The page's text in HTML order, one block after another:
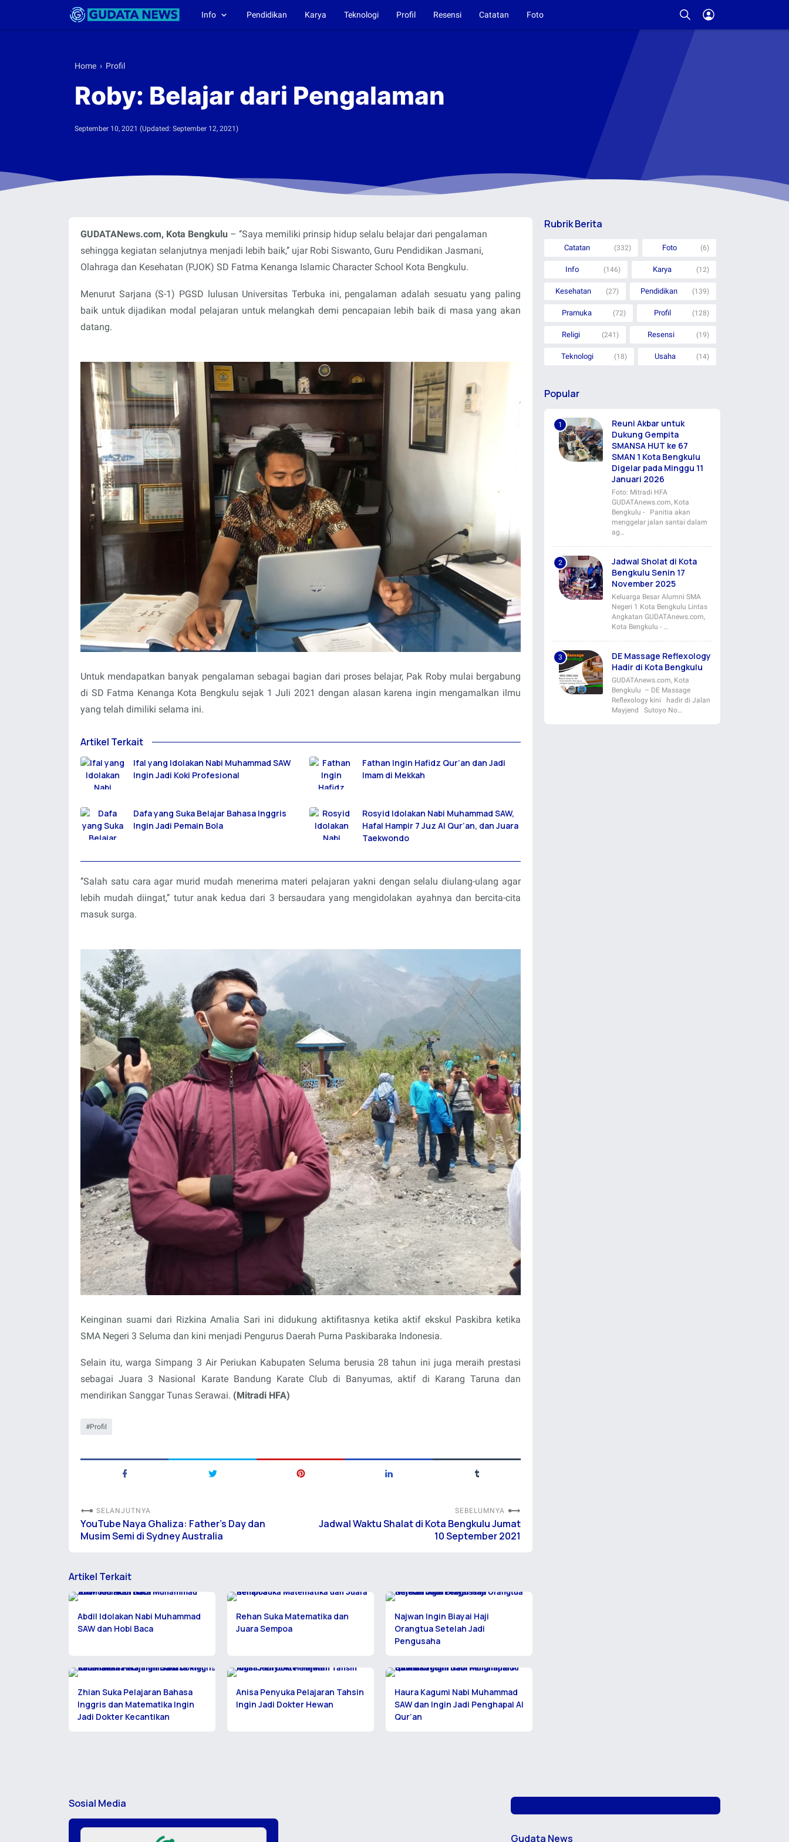
Info Pendidikan Karya Teknologi Profil Resensi Catatan Foto
Home › Profil
Roby: Belajar dari Pengalaman
September 10, 2021 (Updated: September 12, 2021)
GUDATANews.com, Kota Bengkulu – ‘’Saya memiliki prinsip hidup selalu belajar dari pengalaman
sehingga kegiatan selanjutnya menjadi lebih baik,’’ ujar Robi Siswanto, Guru Pendidikan Jasmani,
Olahraga dan Kesehatan (PJOK) SD Fatma Kenanga Islamic Character School Kota Bengkulu.
Menurut Sarjana (S-1) PGSD lulusan Universitas Terbuka ini, pengalaman adalah sesuatu yang paling
baik untuk dijadikan modal pelajaran untuk melangkah demi pencapaian lebih baik di masa yang akan
datang.
Untuk mendapatkan banyak pengalaman sebagai bagian dari proses belajar, Pak Roby mulai bergabung
di SD Fatma Kenanga Kota Bengkulu sejak 1 Juli 2021 dengan alasan karena ingin mengamalkan ilmu
yang telah dimiliki selama ini.
Artikel Terkait
Ifal yang Idolakan Nabi Muhammad SAW
Ingin Jadi Koki Profesional
Fathan Ingin Hafidz Qur’an dan Jadi
Imam di Mekkah
Dafa yang Suka Belajar Bahasa Inggris
Ingin Jadi Pemain Bola
Rosyid Idolakan Nabi Muhammad SAW,
Hafal Hampir 7 Juz Al Qur’an, dan Juara
Taekwondo
‘’Salah satu cara agar murid mudah menerima materi pelajaran yakni dengan selalu diulang-ulang agar
lebih mudah diingat,’’ tutur anak kedua dari 3 bersaudara yang mengidolakan ayahnya dan bercita-cita
masuk surga.
Keinginan suami dari Rizkina Amalia Sari ini didukung aktifitasnya ketika aktif ekskul Paskibra ketika
SMA Negeri 3 Seluma dan kini menjadi Pengurus Daerah Purna Paskibaraka Indonesia.
Selain itu, warga Simpang 3 Air Periukan Kabupaten Seluma berusia 28 tahun ini juga meraih prestasi
sebagai Juara 3 Nasional Karate Bandung Karate Club di Banyumas, aktif di Karang Taruna dan
mendirikan Sanggar Tunas Serawai. (Mitradi HFA)
Profil
SELANJUTNYA
YouTube Naya Ghaliza: Father's Day dan
Musim Semi di Sydney Australia
SEBELUMNYA
Jadwal Waktu Shalat di Kota Bengkulu Jumat
10 September 2021
Artikel Terkait
Abdil Idolakan Nabi Muhammad
SAW dan Hobi Baca
Rehan Suka Matematika dan
Juara Sempoa
Najwan Ingin Biayai Haji
Orangtua Setelah Jadi
Pengusaha
Zhian Suka Pelajaran Bahasa
Inggris dan Matematika Ingin
Jadi Dokter Kecantikan
Anisa Penyuka Pelajaran Tahsin
Ingin Jadi Dokter Hewan
Haura Kagumi Nabi Muhammad
SAW dan Ingin Jadi Penghapal Al
Qur’an
Rubrik Berita
Catatan (332) Foto (6)
Info (146) Karya (12)
Kesehatan (27) Pendidikan (139)
Pramuka (72) Profil (128)
Religi (241) Resensi (19)
Teknologi (18) Usaha (14)
Popular
Reuni Akbar untuk
Dukung Gempita
SMANSA HUT ke 67
SMAN 1 Kota Bengkulu
Digelar pada Minggu 11
Januari 2026
Foto: Mitradi HFA
GUDATAnews.com, Kota
Bengkulu - Panitia akan
menggelar jalan santai dalam
ag…
Jadwal Sholat di Kota
Bengkulu Senin 17
November 2025
Keluarga Besar Alumni SMA
Negeri 1 Kota Bengkulu Lintas
Angkatan GUDATAnews.com,
Kota Bengkulu - …
DE Massage Reflexology
Hadir di Kota Bengkulu
GUDATAnews.com, Kota
Bengkulu – DE Massage
Reflexology kini hadir di Jalan
Mayjend Sutoyo No…
Sosial Media
Gudata News